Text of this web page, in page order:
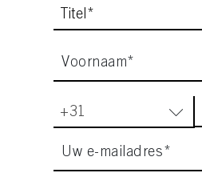
Titel*
Voornaam*
+31
Uw e-mailadres*